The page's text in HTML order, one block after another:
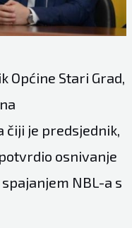
Općine Stari Grad,
čiji je predsjednik,
osnivanje
NBL-a s